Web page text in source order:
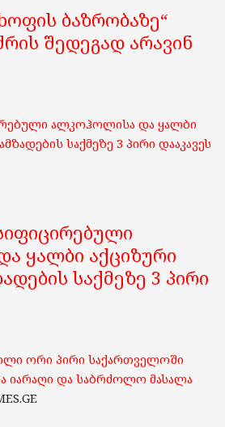
ბაზრობაზე“
შედეგად არავინ
ალკოჰოლისა და ყალბი
საქმეზე 3 პირი დააკავეს
ყალბი აქციზური
საქმეზე 3 პირი
ორი პირი საქართველოში
იარაღი და საბრძოლო მასალა